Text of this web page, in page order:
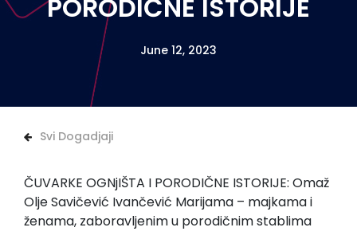
PORODIČNE ISTORIJE
June 12, 2023
Svi Dogadjaji
ČUVARKE OGNjIŠTA I PORODIČNE ISTORIJE: Omaž
Olje Savičević Ivančević Marijama – majkama i
ženama, zaboravljenim u porodičnim stablima